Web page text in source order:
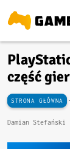
część gier
STRONA GŁÓWNA -
Damian Stefański